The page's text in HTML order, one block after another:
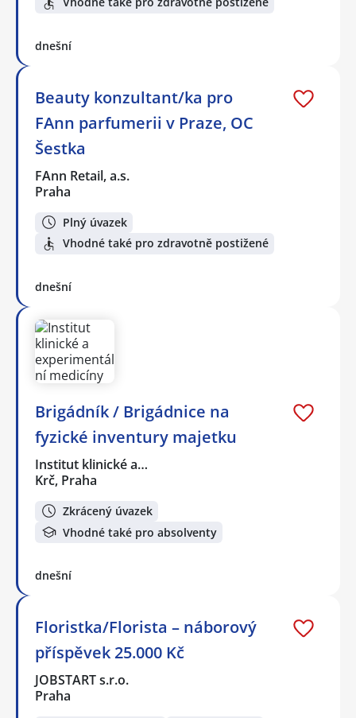
dnešní
Beauty konzultant/ka pro
FAnn parfumerii v Praze, OC
Šestka
FAnn Retail, a.s.
Praha
Plný úvazek
Vhodné také pro zdravotně postižené
dnešní
Brigádník / Brigádnice na
fyzické inventury majetku
Institut klinické a…
Krč, Praha
Zkrácený úvazek
Vhodné také pro absolventy
dnešní
Floristka/Florista – náborový
příspěvek 25.000 Kč
JOBSTART s.r.o.
Praha